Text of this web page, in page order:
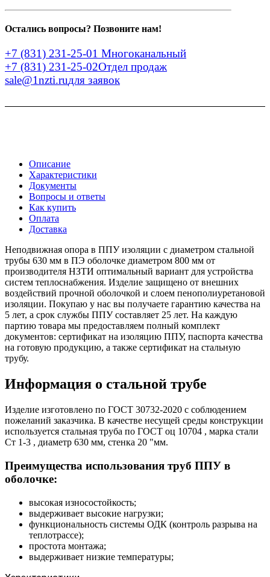
Остались вопросы? Позвоните нам!
+7 (831) 231-25-01 Многоканальный
+7 (831) 231-25-02Отдел продаж
sale@1nzti.ruдля заявок
Описание
Характеристики
Документы
Вопросы и ответы
Как купить
Оплата
Доставка
Неподвижная опора в ППУ изоляции с диаметром стальной
трубы 630 мм в ПЭ оболочке диаметром 800 мм от
производителя НЗТИ оптимальный вариант для устройства
систем теплоснабжения. Изделие защищено от внешних
воздействий прочной оболочкой и слоем пенополиуретановой
изоляции. Покупаю у нас вы получаете гарантию качества на
5 лет, а срок службы ППУ составляет 25 лет. На каждую
партию товара мы предоставляем полный комплект
документов: сертификат на изоляцию ППУ, паспорта качества
на готовую продукцию, а также сертификат на стальную
трубу.
Информация о стальной трубе
Изделие изготовлено по ГОСТ 30732-2020 с соблюдением
пожеланий заказчика. В качестве несущей среды конструкции
используется стальная труба по ГОСТ оц 10704 , марка стали
Ст 1-3 , диаметр 630 мм, стенка 20 "мм.
Преимущества использования труб ППУ в
оболочке:
высокая износостойкость;
выдерживает высокие нагрузки;
функциональность системы ОДК (контроль разрыва на
теплотрассе);
простота монтажа;
выдерживает низкие температуры;